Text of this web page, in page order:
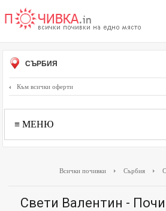
СЪРБИЯ
Към всички оферти
≡ МЕНЮ
Всички почивки Сърбия
Свети Валентин -